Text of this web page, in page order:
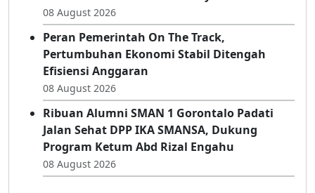
Nilai Tukar Petani Naik, Angka Kemiskinan
Turun, Program Gusnar-Idah Jadi Penggerak
Ekonomi Dan Dinikmati Masyarakat
08 August 2026
Peran Pemerintah On The Track,
Pertumbuhan Ekonomi Stabil Ditengah
Efisiensi Anggaran
08 August 2026
Ribuan Alumni SMAN 1 Gorontalo Padati
Jalan Sehat DPP IKA SMANSA, Dukung